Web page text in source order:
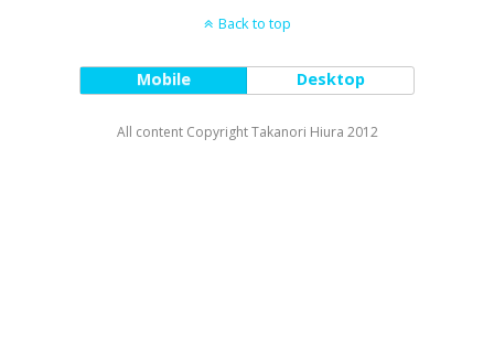
Back to top
Mobile Desktop
All content Copyright Takanori Hiura 2012